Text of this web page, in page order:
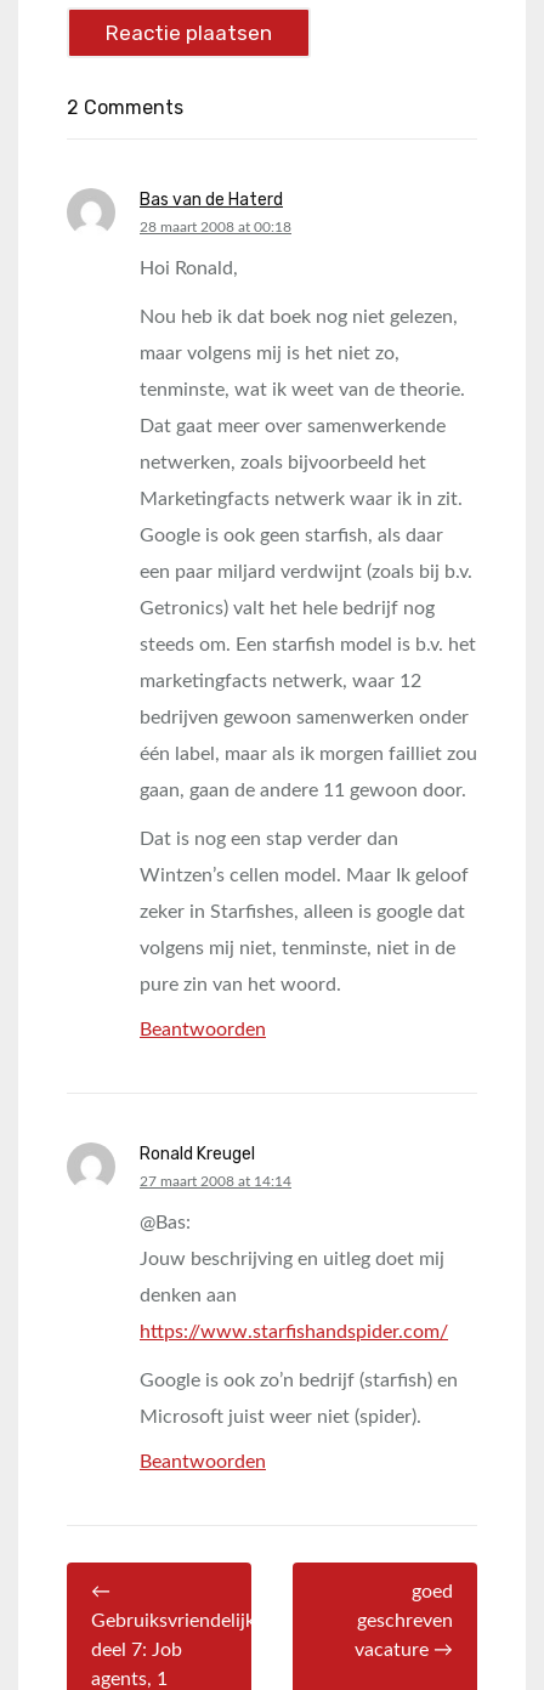
2 Comments
Bas van de Haterd
says:
28 maart 2008 at 00:18
Hoi Ronald,
Nou heb ik dat boek nog niet gelezen,
maar volgens mij is het niet zo,
tenminste, wat ik weet van de theorie.
Dat gaat meer over samenwerkende
netwerken, zoals bijvoorbeeld het
Marketingfacts netwerk waar ik in zit.
Google is ook geen starfish, als daar
een paar miljard verdwijnt (zoals bij b.v.
Getronics) valt het hele bedrijf nog
steeds om. Een starfish model is b.v. het
marketingfacts netwerk, waar 12
bedrijven gewoon samenwerken onder
één label, maar als ik morgen failliet zou
gaan, gaan de andere 11 gewoon door.
Dat is nog een stap verder dan
Wintzen’s cellen model. Maar Ik geloof
zeker in Starfishes, alleen is google dat
volgens mij niet, tenminste, niet in de
pure zin van het woord.
Beantwoorden
Ronald Kreugel
says:
27 maart 2008 at 14:14
@Bas:
Jouw beschrijving en uitleg doet mij
denken aan
https://www.starfishandspider.com/
Google is ook zo’n bedrijf (starfish) en
Microsoft juist weer niet (spider).
Beantwoorden
←
Gebruiksvriendelijkheid
deel 7: Job
agents, 1
goed
geschreven
vacature →